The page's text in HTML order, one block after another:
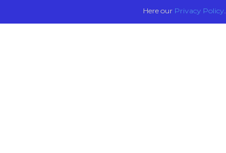
Here our Privacy Policy.